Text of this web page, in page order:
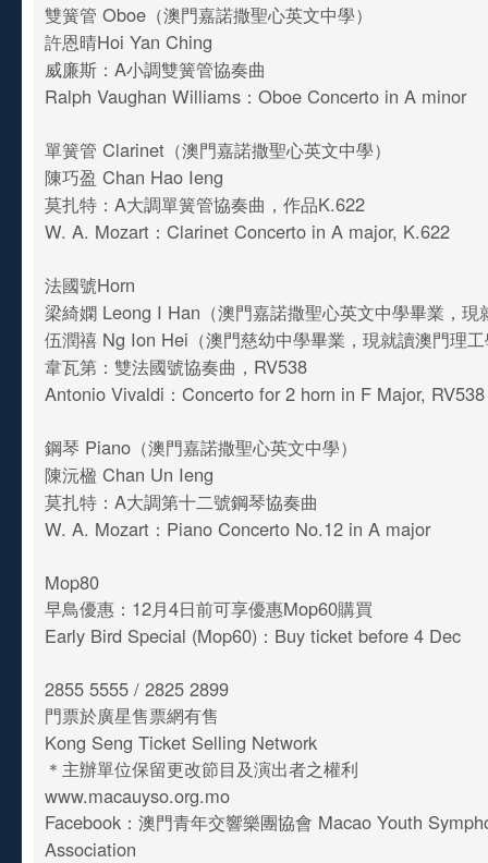
雙簧管 Oboe（澳門嘉諾撒聖心英文中學）
許恩晴Hoi Yan Ching
威廉斯：A小調雙簧管協奏曲
Ralph Vaughan Williams：Oboe Concerto in A minor
單簧管 Clarinet（澳門嘉諾撒聖心英文中學）
陳巧盈 Chan Hao Ieng
莫扎特：A大調單簧管協奏曲，作品K.622
W. A. Mozart：Clarinet Concerto in A major, K.622
法國號Horn
梁綺嫻 Leong I Han（澳門嘉諾撒聖心英文中學畢業，現
伍潤禧 Ng Ion Hei（澳門慈幼中學畢業，現就讀澳門理
韋瓦第：雙法國號協奏曲，RV538
Antonio Vivaldi：Concerto for 2 horn in F Major,
鋼琴 Piano（澳門嘉諾撒聖心英文中學）
陳沅楹 Chan Un Ieng
莫扎特：A大調第十二號鋼琴協奏曲
W. A. Mozart：Piano Concerto No.12 in A major
Mop80
早鳥優惠：12月4日前可享優惠Mop60購買
Early Bird Special (Mop60)：Buy ticket before 4 Dec
2855 5555 / 2825 2899
門票於廣星售票網有售
Kong Seng Ticket Selling Network
＊主辦單位保留更改節目及演出者之權利
www.macauyso.org.mo
Facebook：澳門青年交響樂團協會 Macao Youth
Association